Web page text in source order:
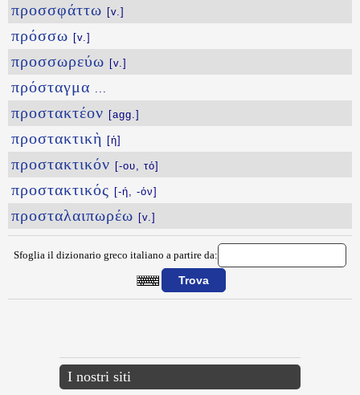
προσσφάττω [v.]
πρόσσω [v.]
προσσωρεύω [v.]
πρόσταγμα ...
προστακτέον [agg.]
προστακτικὴ [ἡ]
προστακτικόν [-ου, τό]
προστακτικός [-ή, -όν]
προσταλαιπωρέω [v.]
Sfoglia il dizionario greco italiano a partire da:
I nostri siti